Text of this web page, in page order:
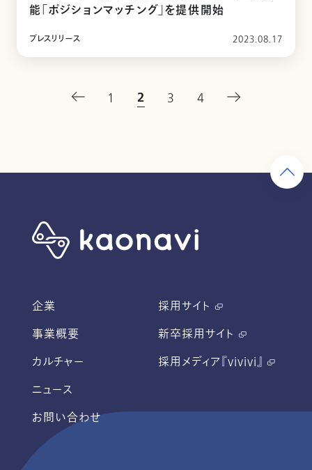
能「ポジションマッチング」を提供開始
プレスリリース 2023.08.17
1 2 3 4
企業
事業概要
カルチャー
ニュース
お問い合わせ
採用サイト
新卒採用サイト
採用メディア『vivivi』